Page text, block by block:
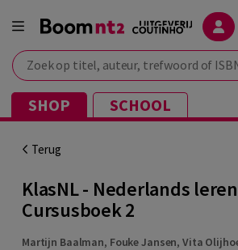
Zoek op titel, auteur, trefwoord of ISBN
SHOP SCHOOL
Terug
KlasNL - Nederlands
Cursusboek 2
Martijn Baalman, Fouke Jansen,Vita